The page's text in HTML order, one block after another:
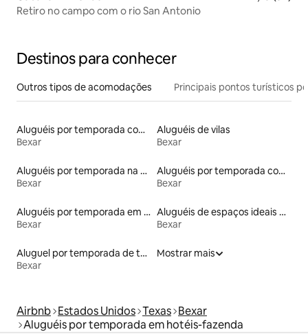
Retiro no campo com o rio San Antonio
Destinos para conhecer
Outros tipos de acomodações Principais pontos turísticos
Aluguéis por temporada com suítes privativas
Bexar
Aluguéis de vilas
Bexar
Aluguéis por temporada na orla
Bexar
Aluguéis por temporada com banheira de hidromassagem
Bexar
Aluguéis por temporada em resorts
Bexar
Aluguéis de espaços ideais para famílias
Bexar
Aluguel por temporada de townhouses
Bexar
Mostrar mais
Airbnb Estados Unidos Texas Bexar
Aluguéis por temporada em hotéis-fazenda